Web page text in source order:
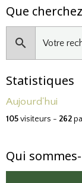
Que
Statistiques
Aujourd'hui
105visiteurs - 262
Qui